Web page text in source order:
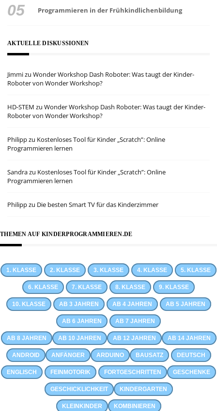
Programmieren in der Frühkindlichenbildung
AKTUELLE DISKUSSIONEN
Jimmizu Wonder Workshop Dash Roboter: Was taugt der Kinder-
Roboter von Wonder Workshop?
HD-STEM zu Wonder Workshop Dash Roboter: Was taugt der Kinder-
Roboter von Wonder Workshop?
Philippzu Kostenloses Tool für Kinder „Scratch”: Online
Programmieren lernen
Sandrazu Kostenloses Tool für Kinder „Scratch”: Online
Programmieren lernen
Philippzu Die besten Smart TV für das Kinderzimmer
THEMEN AUF KINDERPROGRAMMIEREN.DE
1. KLASSE 2. KLASSE 3. KLASSE 4. KLASSE 5. KLASSE
6. KLASSE 7. KLASSE 8. KLASSE 9. KLASSE
10. KLASSE AB 3 JAHREN AB 4 JAHREN AB 5 JAHREN
AB 6 JAHREN AB 7 JAHREN
AB 8 JAHREN AB 10 JAHREN AB 12 JAHREN AB 14 JAHREN
ANDROID ANFÄNGER ARDUINO BAUSATZ DEUTSCH
ENGLISCH FEINMOTORIK FORTGESCHRITTEN GESCHENKE
GESCHICKLICHKEIT KINDERGARTEN
KLEINKINDER KOMBINIEREN